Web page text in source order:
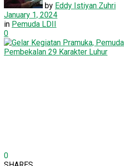
by Eddy Istiyan Zuhri
January 1, 2024
in Pemuda LDII
0
0